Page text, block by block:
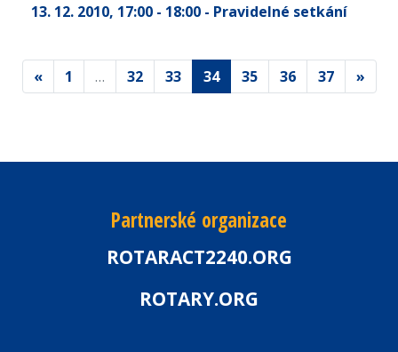
13. 12. 2010, 17:00 - 18:00 - Pravidelné setkání
« 1 … 32 33 34 35 36 37 »
Partnerské organizace
ROTARACT2240.ORG
ROTARY.ORG